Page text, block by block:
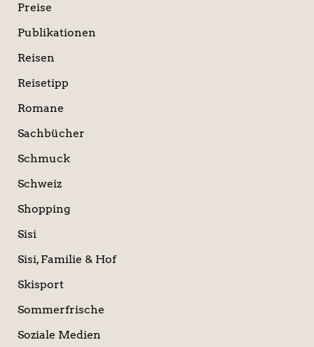
Preise
Publikationen
Reisen
Reisetipp
Romane
Sachbücher
Schmuck
Schweiz
Shopping
Sisi
Sisi, Familie & Hof
Skisport
Sommerfrische
Soziale Medien